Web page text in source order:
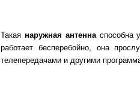
Такая наружная антеннаспособна
работает бесперебойно, она
телепередачами и другими